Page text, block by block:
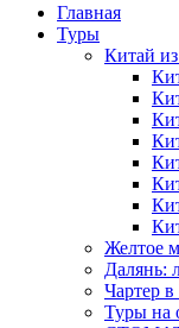
Главная
Туры
Китай
Желтое
Далянь:
Чартер
Туры на